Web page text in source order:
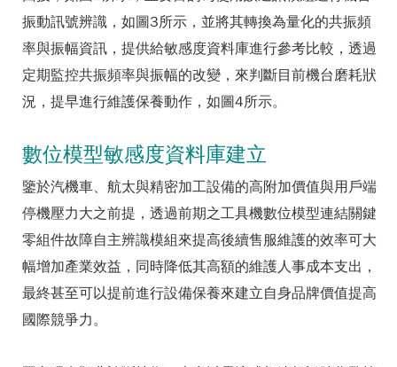
振動訊號辨識，如圖3所示，並將其轉換為量化的共振頻
率與振幅資訊，提供給敏感度資料庫進行參考比較，透過
定期監控共振頻率與振幅的改變，來判斷目前機台磨耗狀
況，提早進行維護保養動作，如圖4所示。
數位模型敏感度資料庫建立
鑒於汽機車、航太與精密加工設備的高附加價值與用戶端
停機壓力大之前提，透過前期之工具機數位模型連結關鍵
零組件故障自主辨識模組來提高後續售服維護的效率可大
幅增加產業效益，同時降低其高額的維護人事成本支出，
最終甚至可以提前進行設備保養來建立自身品牌價值提高
國際競爭力。